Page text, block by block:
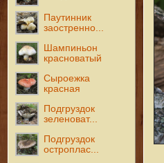
Паутинник
заостренно...
Шампиньон
красноватый
Сыроежка
красная
Подгруздок
зеленоват...
Подгруздок
остроплас...